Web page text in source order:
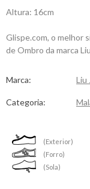
Altura: 16cm
Glispe.com, o melhor
de Ombro da marca
Marca: Liu
Categoria:
(Exterior)
(Forro)
(Sola)